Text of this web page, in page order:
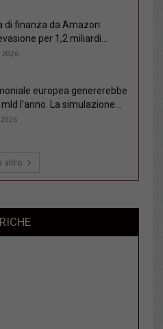
di finanza da Amazon:
per 1,2 miliardi...
europea genererebbe
l’anno. La simulazione...
altro